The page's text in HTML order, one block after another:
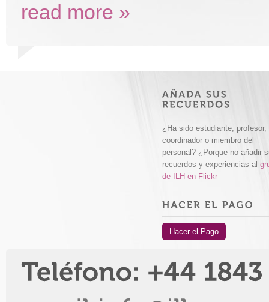
read more »
¿Ha sido estudiante, profesor,
coordinador o miembro del
personal? ¿Porque no añadir
recuerdos y experiencias al
de ILH en Flickr
Hacer el Pago